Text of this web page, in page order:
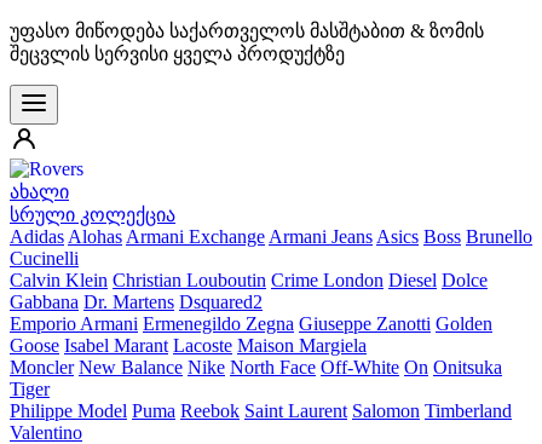
უფასო მიწოდება საქართველოს მასშტაბით & ზომის
შეცვლის სერვისი ყველა პროდუქტზე
ახალი
სრული კოლექცია
Adidas Alohas Armani Exchange Armani Jeans Asics Boss Brunello
Cucinelli
Calvin Klein Christian Louboutin Crime London Diesel Dolce
Gabbana Dr. Martens Dsquared2
Emporio Armani Ermenegildo Zegna Giuseppe Zanotti Golden
Goose Isabel Marant Lacoste Maison Margiela
Moncler New Balance Nike North Face Off-White On Onitsuka
Tiger
Philippe Model Puma Reebok Saint Laurent Salomon Timberland
Valentino